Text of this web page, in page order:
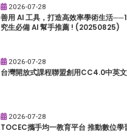
2026-07-28
善用 AI 工具，打造高效率學術生活
究生必備 AI 幫手推薦 ! (20250825)
2026-07-28
台灣開放式課程聯盟創用CC4.0中英
2026-07-28
TOCEC攜手均一教育平台 推動數位學